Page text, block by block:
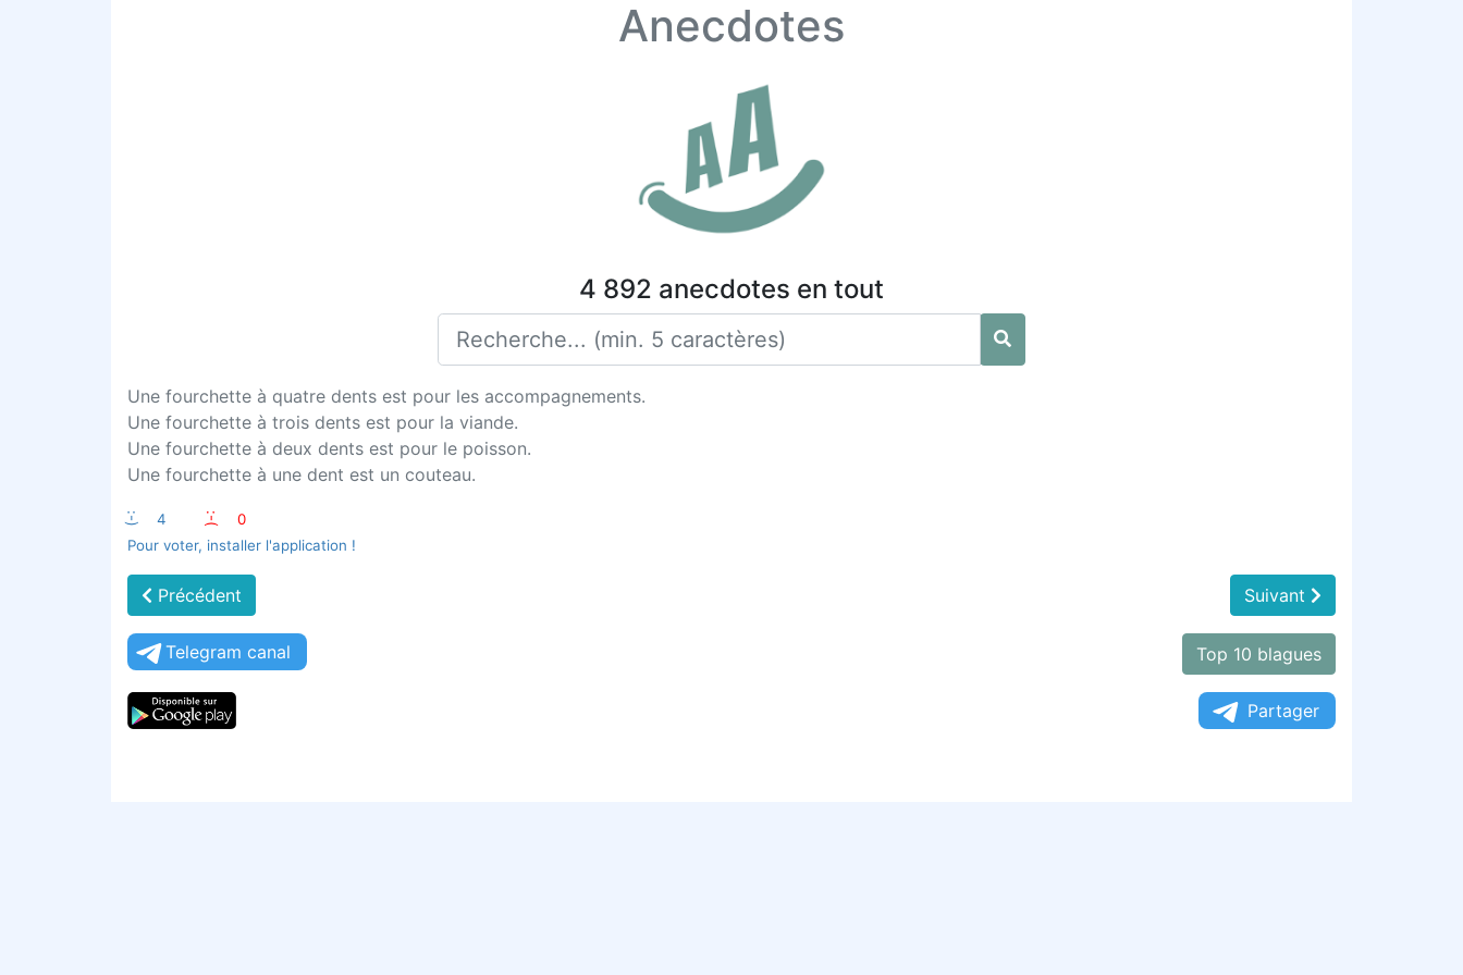
Anecdotes
4 892 anecdotes en tout
Une fourchette à quatre dents est pour les accompagnements.
Une fourchette à trois dents est pour la viande.
Une fourchette à deux dents est pour le poisson.
Une fourchette à une dent est un couteau.
:-) 4 :-(
0
Pour voter, installer l'application !
Précédent Suivant
Telegram canal Top 10 blagues
Partager